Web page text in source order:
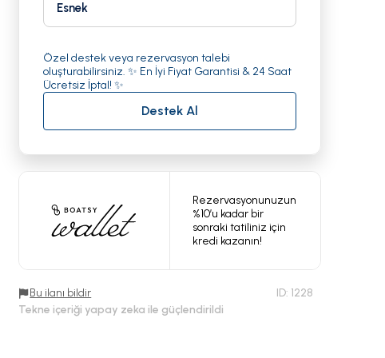
Esnek
Özel destek veya rezervasyon talebi
oluşturabilirsiniz. ✨ En İyi Fiyat Garantisi & 24 Saat
Ücretsiz İptal! ✨
Destek Al
Rezervasyonunuzun
%10’u kadar bir
sonraki tatiliniz için
kredi kazanın!
Bu ilanı bildir ID: 1228
Tekne içeriği yapay zeka ile güçlendirildi